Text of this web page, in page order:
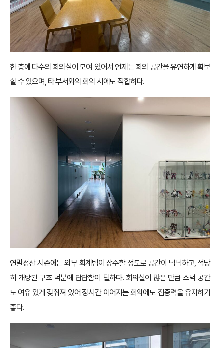
한 층에 다수의 회의실이 모여 있어서 언제든 회의 공간을 유연하게 확보
할 수 있으며, 타 부서와의 회의 시에도 적합하다.
연말정산 시즌에는 외부 회계팀이 상주할 정도로 공간이 넉넉하고, 적당
히 개방된 구조 덕분에 답답함이 덜하다. 회의실이 많은 만큼 스낵 공간
도 여유 있게 갖춰져 있어 장시간 이어지는 회의에도 집중력을 유지하기
좋다.